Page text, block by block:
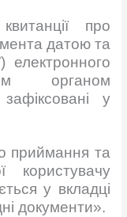
про
датою та
електронного
органом
у
приймання та
користувачу
у вкладці
документи».